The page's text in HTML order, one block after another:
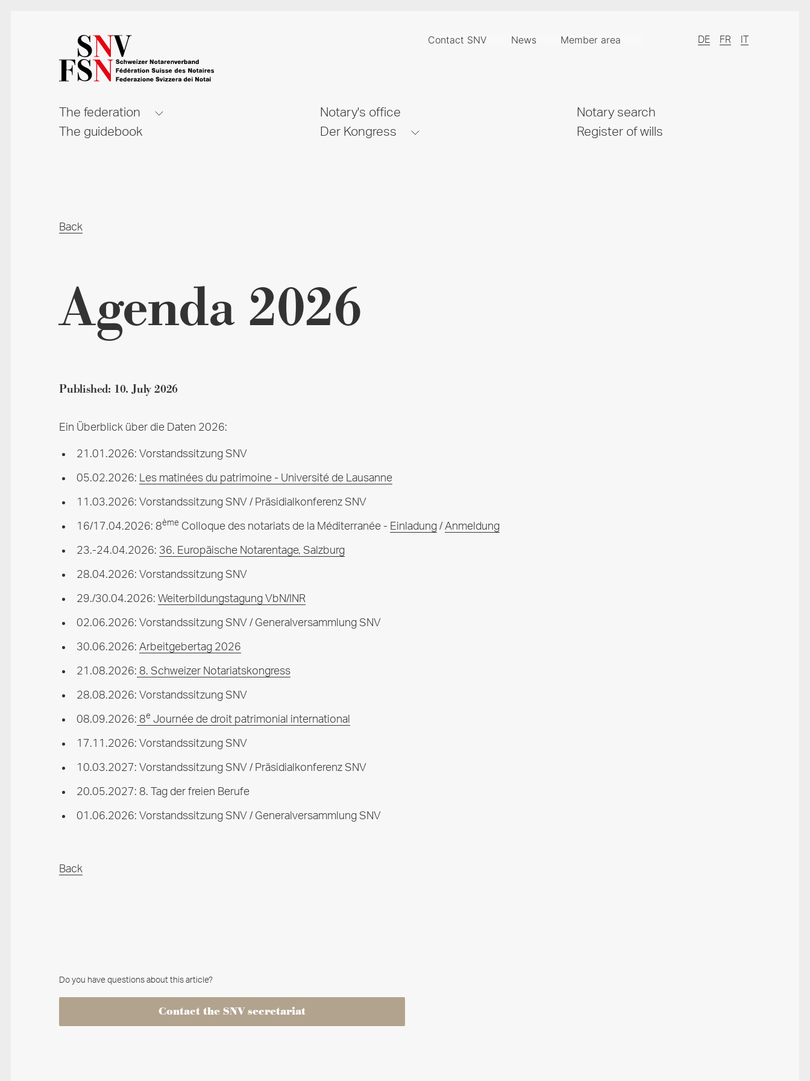
Contact SNV News Member area DE FR
The federation Notary's office
Notary search
The guidebook
Der Kongress Register of wills
Back
Agenda 2026
Published: 10. July 2026
Ein Überblick über die Daten 2026:
21.01.2026: Vorstandssitzung SNV
05.02.2026: Les matinées du patrimoine - Université de Lausanne
11.03.2026: Vorstandssitzung SNV / Präsidialkonferenz SNV
16/17.04.2026: 8ème Colloque des notariats de la Méditerranée - Einladung / Anmeldung
23.-24.04.2026: 36. Europäische Notarentage, Salzburg
28.04.2026: Vorstandssitzung SNV
29./30.04.2026: Weiterbildungstagung VbN/INR
02.06.2026: Vorstandssitzung SNV / Generalversammlung SNV
30.06.2026: Arbeitgebertag 2026
21.08.2026: 8. Schweizer Notariatskongress
28.08.2026: Vorstandssitzung SNV
08.09.2026: 8e Journée de droit patrimonial international
17.11.2026: Vorstandssitzung SNV
10.03.2027: Vorstandssitzung SNV / Präsidialkonferenz SNV
20.05.2027: 8. Tag der freien Berufe
01.06.2026: Vorstandssitzung SNV / Generalversammlung SNV
Back
Do you have questions about this article?
Contact the SNV secretariat